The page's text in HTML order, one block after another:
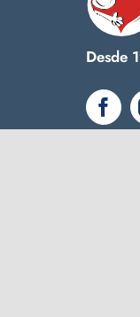
Desde